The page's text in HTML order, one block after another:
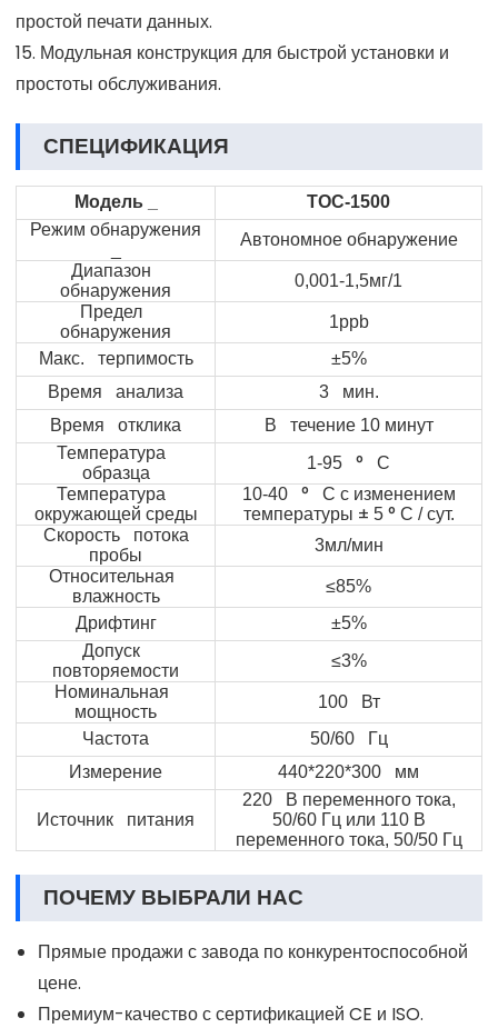
простой печати данных.
15. Модульная конструкция для быстрой установки и
простоты обслуживания.
СПЕЦИФИКАЦИЯ
Модель_ ТОС-1500
Режим обнаружения
Автономное обнаружение
Диапазон
обнаружения
0,001-1,5мг/1
Предел
обнаружения
1ppb
Макс. терпимость
±5%
Время анализа
3 мин.
Время отклика
В течение 10 минут
Температура
образца
1-95 ° С
Температура
окружающей среды
10-40 ° С с изменением
температуры ± 5 ° С / сут.
Скорость потока
пробы
3мл/мин
Относительная
влажность
≤85%
Дрифтинг
±5%
Допуск
повторяемости
≤3%
Номинальная
мощность
100 Вт
Частота
50/60 Гц
Измерение
440*220*300 мм
Источник питания
220 В переменного тока,
50/60 Гц или 110 В
переменного тока, 50/50 Гц
ПОЧЕМУ ВЫБРАЛИ НАС
Прямые продажи с завода по конкурентоспособной
цене.
Премиум-качество с сертификацией CE и ISO.